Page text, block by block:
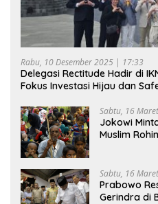
Rabu, 10 Desember 2025 | 17:33
Delegasi Rectitude Hadir di
Fokus Investasi Hijau dan
Sabtu, 16
Jokowi
Muslim
Sabtu, 16
Prabowo
Gerindra di